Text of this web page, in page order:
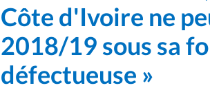
Côte d'Ivoire ne
2018/19 sous sa
défectueuse »